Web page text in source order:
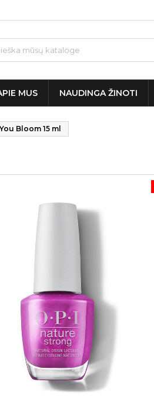
MUS NAUDINGA ŽINOTI
Bloom 15 ml